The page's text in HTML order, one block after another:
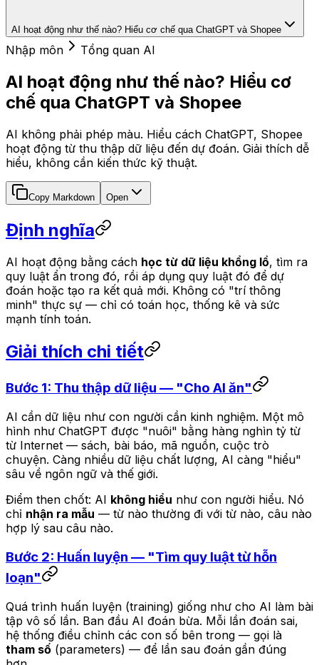
AI hoạt động như thế nào? Hiểu cơ chế qua ChatGPT và Shopee
Nhập môn Tổng quan AI
AI hoạt động như thế nào? Hiểu cơ
chế qua ChatGPT và Shopee
AI không phải phép màu. Hiểu cách ChatGPT, Shopee
hoạt động từ thu thập dữ liệu đến dự đoán. Giải thích dễ
hiểu, không cần kiến thức kỹ thuật.
Copy Markdown Open
Định nghĩa
AI hoạt động bằng cách học từ dữ liệu khổng lồ, tìm ra
quy luật ẩn trong đó, rồi áp dụng quy luật đó để dự
đoán hoặc tạo ra kết quả mới. Không có "trí thông
minh" thực sự — chỉ có toán học, thống kê và sức
mạnh tính toán.
Giải thích chi tiết
Bước 1: Thu thập dữ liệu — "Cho AI ăn"
AI cần dữ liệu như con người cần kinh nghiệm. Một mô
hình như ChatGPT được "nuôi" bằng hàng nghìn tỷ từ
từ Internet — sách, bài báo, mã nguồn, cuộc trò
chuyện. Càng nhiều dữ liệu chất lượng, AI càng "hiểu"
sâu về ngôn ngữ và thế giới.
Điểm then chốt: AI không hiểu như con người hiểu. Nó
chỉ nhận ra mẫu — từ nào thường đi với từ nào, câu nào
hợp lý sau câu nào.
Bước 2: Huấn luyện — "Tìm quy luật từ hỗn
loạn"
Quá trình huấn luyện (training) giống như cho AI làm bài
tập vô số lần. Ban đầu AI đoán bừa. Mỗi lần đoán sai,
hệ thống điều chỉnh các con số bên trong — gọi là
tham số (parameters) — để lần sau đoán gần đúng